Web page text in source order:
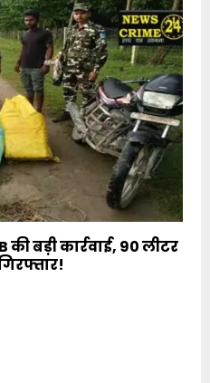
बड़ी कार्रवाई, 90 लीटर